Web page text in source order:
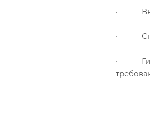
·
·
·